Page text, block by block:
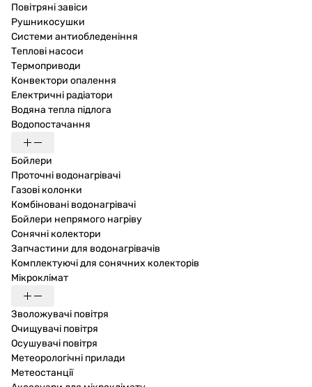
Повітряні завіси
Рушникосушки
Системи антиобледеніння
Теплові насоси
Термоприводи
Конвектори опалення
Електричні радіатори
Водяна тепла підлога
Водопостачання
Бойлери
Проточні водонагрівачі
Газові колонки
Комбіновані водонагрівачі
Бойлери непрямого нагріву
Сонячні колектори
Запчастини для водонагрівачів
Комплектуючі для сонячних колекторів
Мікроклімат
Зволожувачі повітря
Очищувачі повітря
Осушувачі повітря
Метеорологічні прилади
Метеостанції